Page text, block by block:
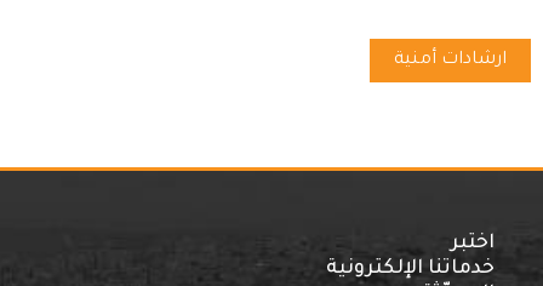
ارشادات أمنية
اختبر
خدماتنا الإلكترونية